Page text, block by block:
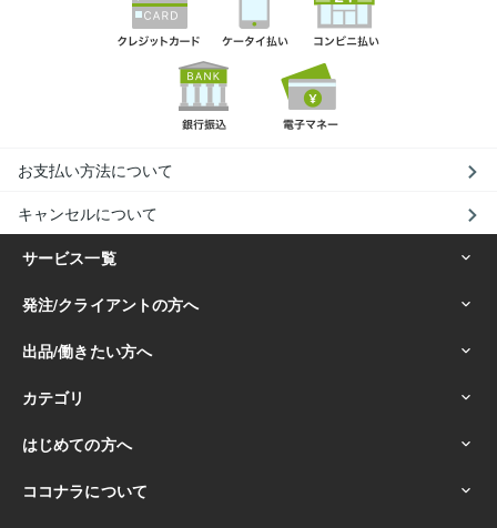
お支払い方法について
キャンセルについて